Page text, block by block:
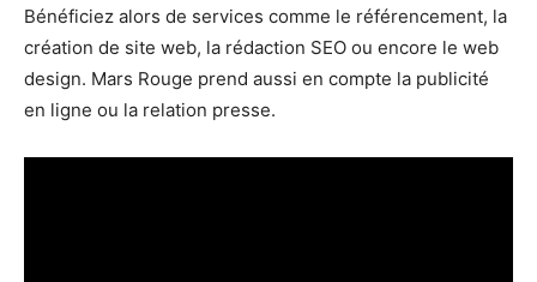
Bénéficiez alors de services comme le référencement, la
création de site web, la rédaction SEO ou encore le web
design. Mars Rouge prend aussi en compte la publicité
en ligne ou la relation presse.